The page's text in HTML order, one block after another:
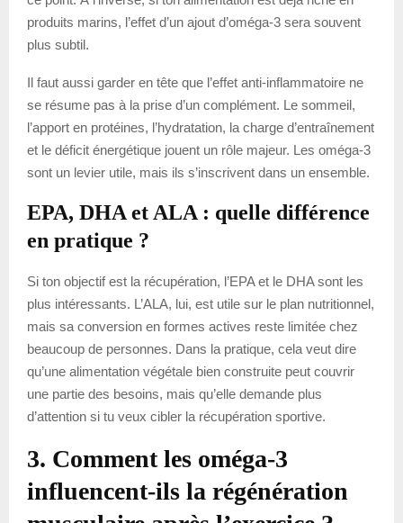
produits marins, l’effet d’un ajout d’oméga-3 sera souvent
plus subtil.
Il faut aussi garder en tête que l’effet anti-inflammatoire ne
se résume pas à la prise d’un complément. Le sommeil,
l’apport en protéines, l’hydratation, la charge d’entraînement
et le déficit énergétique jouent un rôle majeur. Les oméga-3
sont un levier utile, mais ils s’inscrivent dans un ensemble.
EPA, DHA et ALA : quelle différence
en pratique ?
Si ton objectif est la récupération, l’EPA et le DHA sont les
plus intéressants. L’ALA, lui, est utile sur le plan nutritionnel,
mais sa conversion en formes actives reste limitée chez
beaucoup de personnes. Dans la pratique, cela veut dire
qu’une alimentation végétale bien construite peut couvrir
une partie des besoins, mais qu’elle demande plus
d’attention si tu veux cibler la récupération sportive.
3. Comment les oméga-3
influencent-ils la régénération